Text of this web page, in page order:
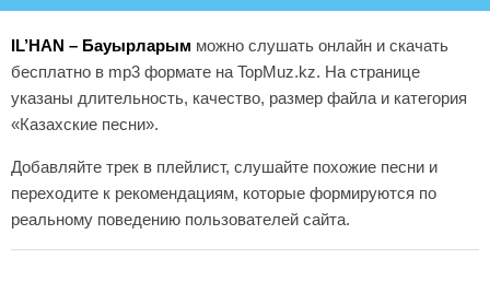
IL’HAN – Бауырларым можно слушать онлайн и скачать
бесплатно в mp3 формате на TopMuz.kz. На странице
указаны длительность, качество, размер файла и категория
«Казахские песни».
Добавляйте трек в плейлист, слушайте похожие песни и
переходите к рекомендациям, которые формируются по
реальному поведению пользователей сайта.